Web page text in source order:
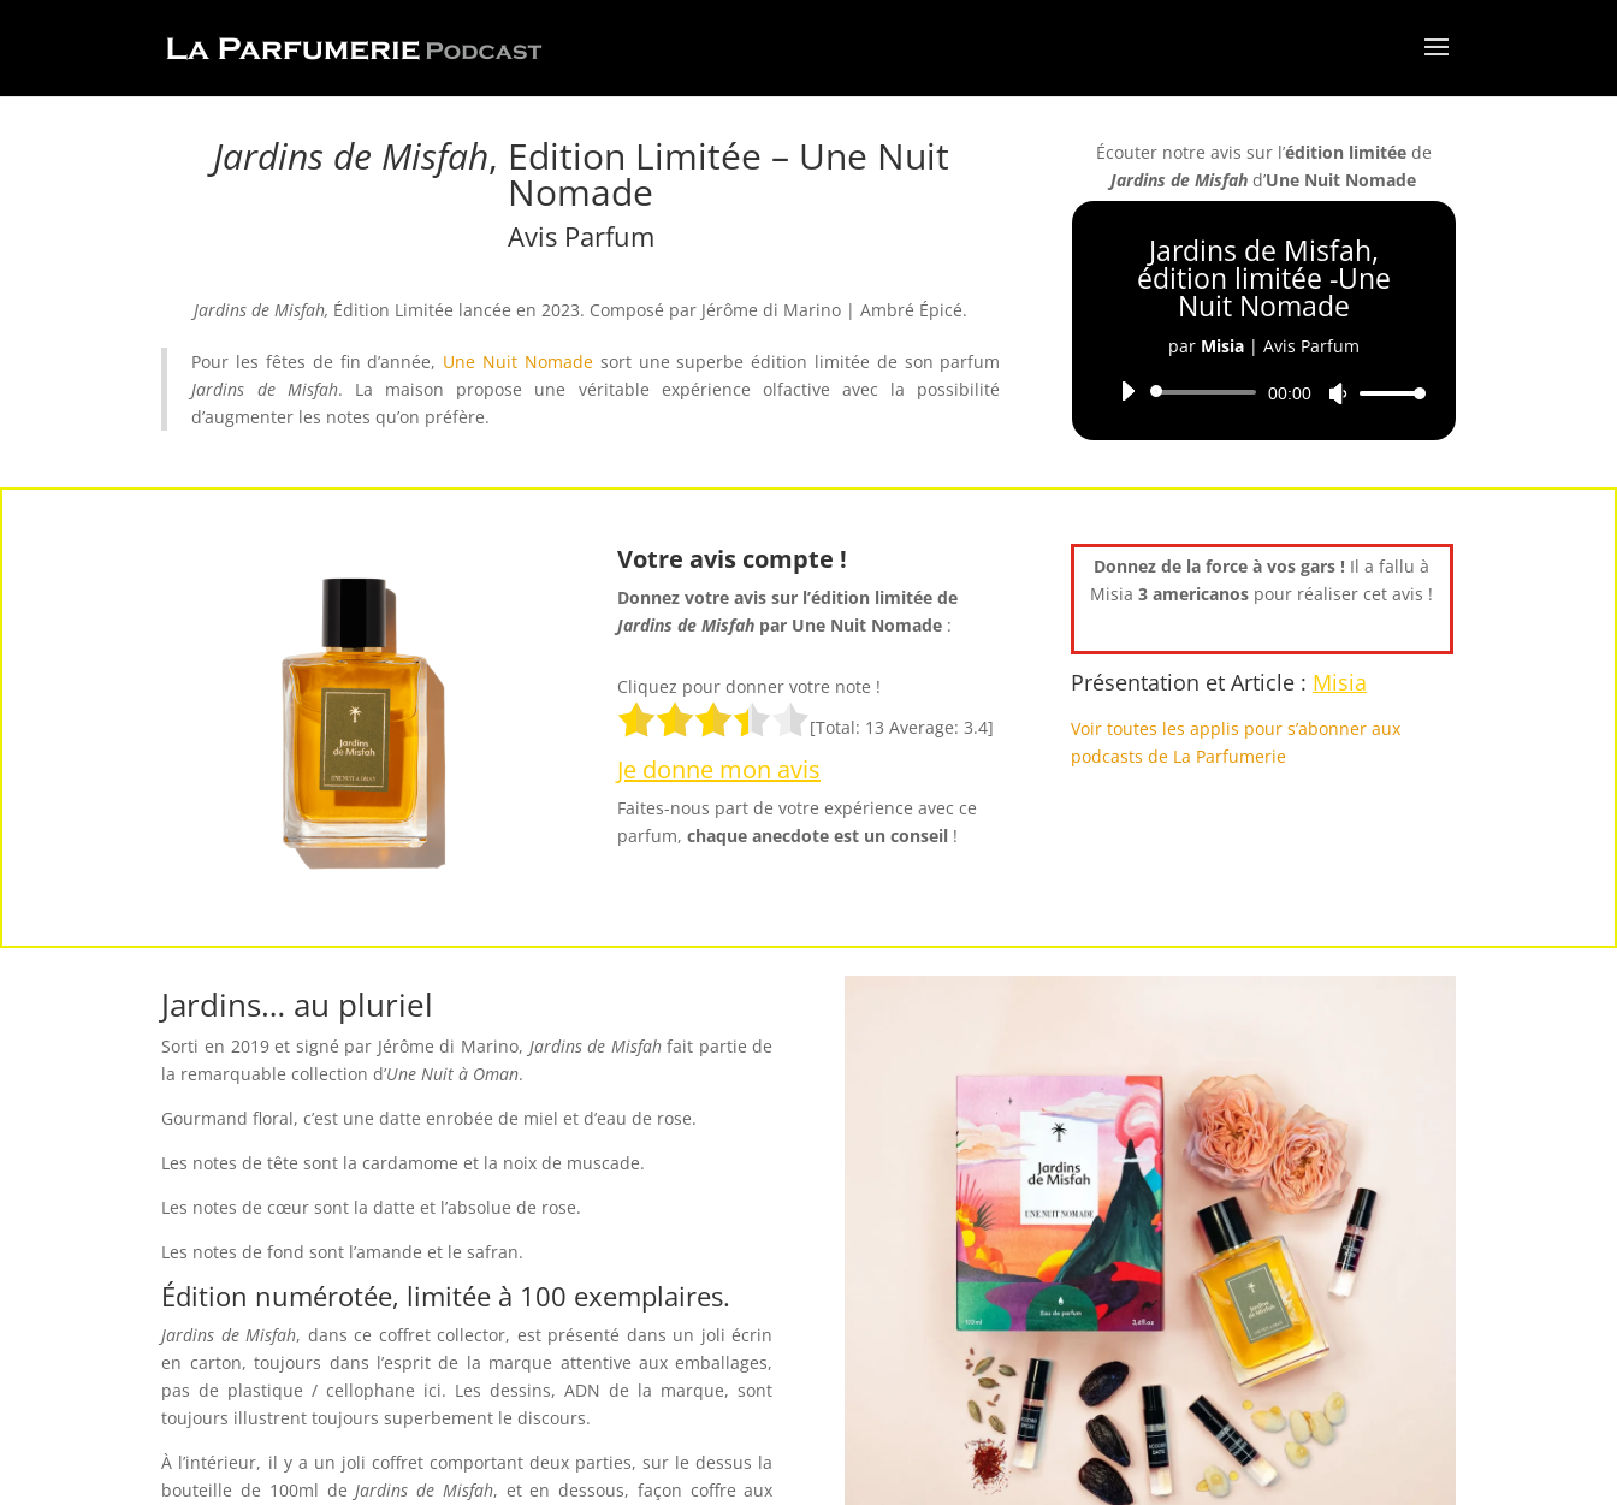
Jardins de Misfah, Edition Limitée – Une Nuit
Nomade
Avis Parfum
Jardins de Misfah, Édition Limitée lancée en 2023. Composé par Jérôme di Marino | Ambré Épicé.
Pour les fêtes de fin d’année, Une Nuit Nomadesort une superbe édition limitée de son parfum
Jardins de Misfah. La maison propose une véritable expérience olfactive avec la possibilité
d’augmenter les notes qu’on préfère.
Écouter notre avis sur l’édition limitéede
Jardins de Misfah d’Une Nuit Nomade
Jardins de Misfah,
édition limitée -Une
Nuit Nomade
par Misia| Avis Parfum
Lecteur
00:00
Utilisez
ou
diminuer
Votre avis compte !
Donnez votre avis sur l’édition limitée de
Jardins de Misfahpar Une Nuit Nomade :
Cliquez pour donner votre note !
[Total: 13 Average: 3.4]
Je donne mon avis
Faites-nous part de votre expérience avec ce
parfum, chaque anecdote est un conseil!
Donnez de la force à vos gars ! Il a fallu à
Misia3 americanos pour réaliser cet avis !
Présentation et Article : Misia
Voir toutes les applis pour s’abonner aux
podcasts de La Parfumerie
Jardins… au pluriel
Sorti en 2019 et signé par Jérôme di Marino, Jardins de Misfahfait partie de
la remarquable collection d’Une Nuit à Oman.
Gourmand floral, c’est une datte enrobée de miel et d’eau de rose.
Les notes de tête sont la cardamome et la noix de muscade.
Les notes de cœur sont la datte et l’absolue de rose.
Les notes de fond sont l’amande et le safran.
Édition numérotée, limitée à 100 exemplaires.
Jardins de Misfah, dans ce coffret collector, est présenté dans un joli écrin
en carton, toujours dans l’esprit de la marque attentive aux emballages,
pas de plastique / cellophane ici. Les dessins, ADN de la marque, sont
toujours illustrent toujours superbement le discours.
À l’intérieur, il y a un joli coffret comportant deux parties, sur le dessus la
bouteille de 100ml deJardins de Misfah, et en dessous, façon coffre aux